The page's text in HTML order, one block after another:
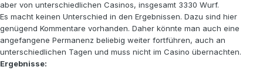
aber von unterschiedlichen Casinos, insgesamt 3330 Wurf.
Es macht keinen Unterschied in den Ergebnissen. Dazu sind hier
genügend Kommentare vorhanden. Daher könnte man auch eine
angefangene Permanenz beliebig weiter fortführen, auch an
unterschiedlichen Tagen und muss nicht im Casino übernachten.
Ergebnisse: